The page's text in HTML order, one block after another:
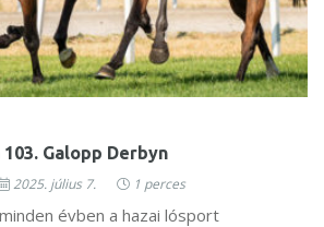
Galopp Derbyn
2025. július 7. 1 perces
évben a hazai lósport